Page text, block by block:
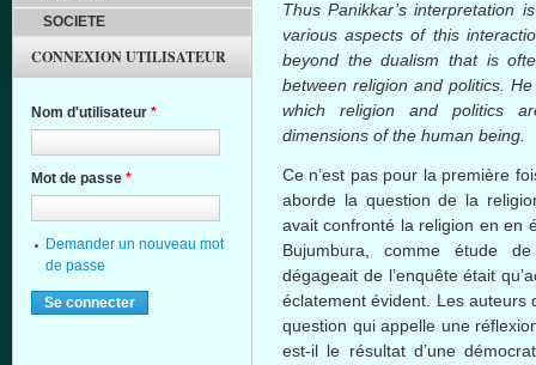
ThusPanikkar’s interpretation
various aspects of this
beyond the dualism that is
between religion and politics.
which religion and politics
dimensions of the human
Ce n’est pas pour la première
aborde la question de la
avait confronté la religion en en
Bujumbura,comme étude
dégageait de l’enquête était
éclatement évident . Lesauteurs
question qui appelle une
est-il le résultat d’une
SOCIETE
CONNEXION UTILISATEUR
Nom d'utilisateur *
Mot de passe *
Demander un nouveau mot
de passe